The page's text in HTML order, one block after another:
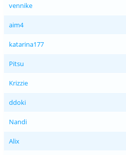
vennike
aim4
katarina177
Pitsu
Krizzie
ddoki
Nandi
Alix